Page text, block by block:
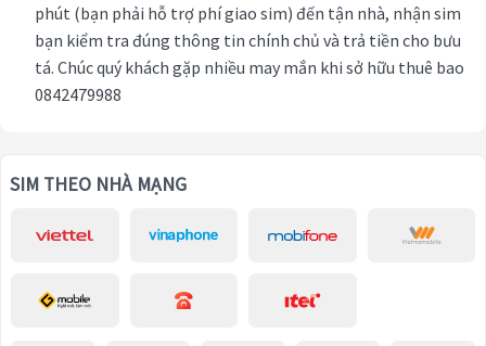
phút (bạn phải hỗ trợ phí giao sim) đến tận nhà, nhận sim
bạn kiểm tra đúng thông tin chính chủ và trả tiền cho bưu
tá. Chúc quý khách gặp nhiều may mắn khi sở hữu thuê bao
0842479988
SIM THEO NHÀ MẠNG